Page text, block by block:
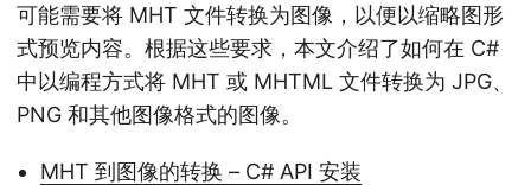
可能需要将 MHT 文件转换为图像，以便以缩略图形
式预览内容。根据这些要求，本文介绍了如何在 C#
中以编程方式将 MHT 或 MHTML 文件转换为 JPG、
PNG 和其他图像格式的图像。
MHT 到图像的转换 – C# API 安装